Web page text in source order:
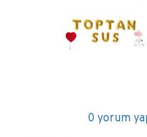
0 yorum